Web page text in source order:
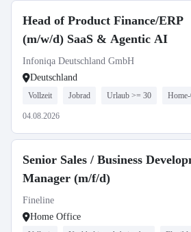
Head of Product Finance/ERP
(m/w/d) SaaS & Agentic AI
Infoniqa Deutschland GmbH
Deutschland
Vollzeit Jobrad Urlaub >= 30
04.08.2026
Senior Sales / Business
Manager (m/f/d)
Fineline
Home Office